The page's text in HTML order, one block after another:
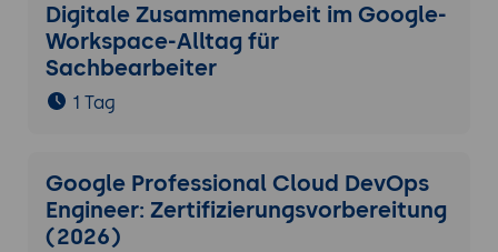
Digitale Zusammenarbeit im Google-
Workspace-Alltag für
Sachbearbeiter
1 Tag
Google Professional Cloud DevOps
Engineer: Zertifizierungsvorbereitung
(2026)